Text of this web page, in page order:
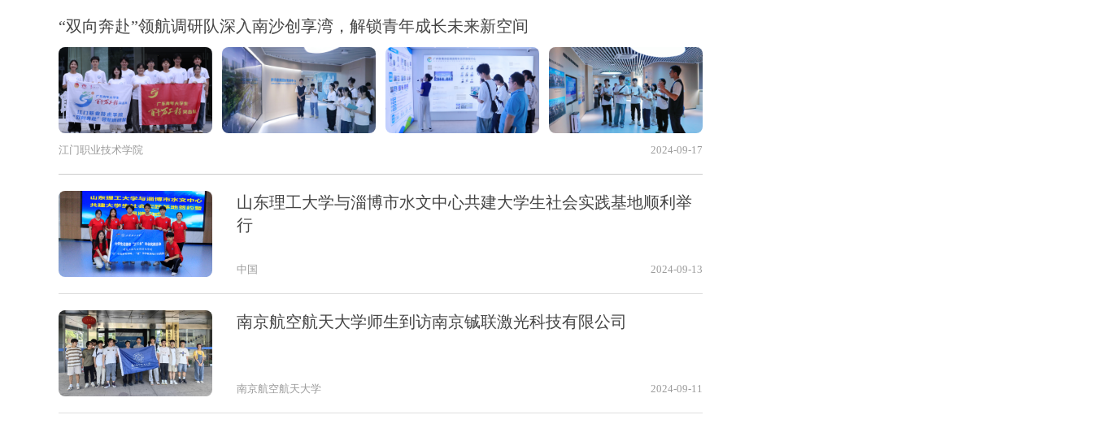
“双向奔赴”领航调研队深入南沙创享湾，解锁青年成长未来新空间
江门职业技术学院 2024-09-17
山东理工大学与淄博市水文中心共建大学生社会实践基地顺利举
行
中国 2024-09-13
南京航空航天大学师生到访南京铖联激光科技有限公司
南京航空航天大学 2024-09-11